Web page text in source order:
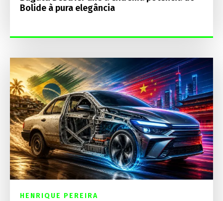
Bolide à pura elegância
HENRIQUE PEREIRA